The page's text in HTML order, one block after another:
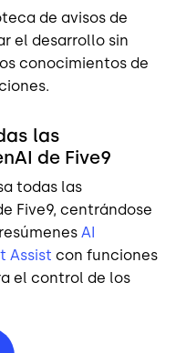
de avisos de
el desarrollo sin
conocimientos de
las
de Five9
todas las
Five9, centrándose
AI
Assist con funciones
el control de los